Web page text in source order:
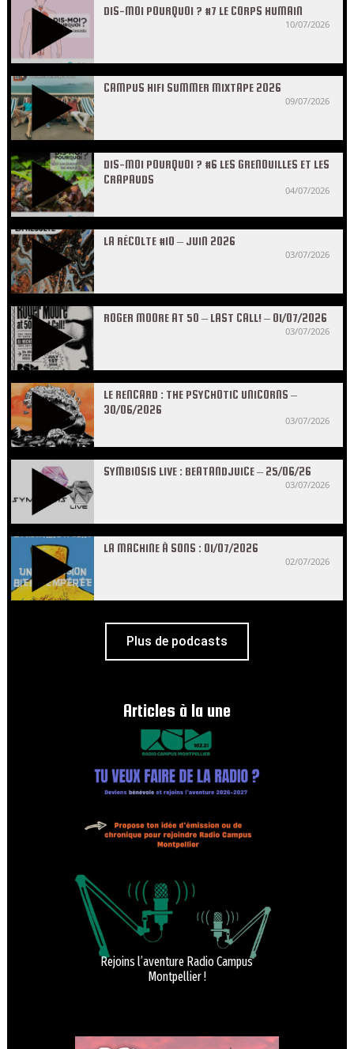
DIS-MOI POURQUOI ? #7 LE CORPS HUMAIN
10/07/2026
CAMPUS HIFI SUMMER MIXTAPE 2026
09/07/2026
DIS-MOI POURQUOI ? #6 LES GRENOUILLES ET LES
CRAPAUDS
04/07/2026
LA RÉCOLTE #10 – JUIN 2026
03/07/2026
ROGER MOORE AT 50 – LAST CALL! – 01/07/2026
03/07/2026
LE RENCARD : THE PSYCHOTIC UNICORNS –
30/06/2026
03/07/2026
SYMBIOSIS LIVE : BEATANDJUICE – 25/06/26
03/07/2026
LA MACHINE À SONS : 01/07/2026
02/07/2026
Plus de podcasts
Articles à la une
Rejoins l’aventure Radio Campus
Montpellier !